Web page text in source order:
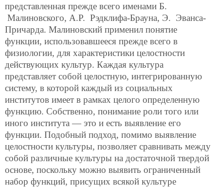
представленная прежде всего именами Б.
Малиновского, А.Р. Рэдклифа-Брауна, Э. Эванса-
Причарда. Малиновский применил понятие
функции, использовавшееся прежде всего в
физиологии, для характеристики целостности
действующих культур. Каждая культура
представляет собой целостную, интегрированную
систему, в которой каждый из социальных
институтов имеет в рамках целого определенную
функцию. Собственно, понимание роли того или
иного института — это и есть выявление его
функции. Подобный подход, помимо выявление
целостности культуры, позволяет сравнивать между
собой различные культуры на достаточной твердой
основе, поскольку можно выявить ограниченный
набор функций, присущих всякой культуре